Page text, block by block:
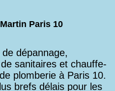
Paris 10
dépannage,
sanitaires et chauffe-
plomberie à Paris 10.
brefs délais pour les